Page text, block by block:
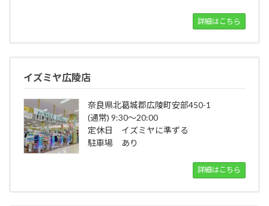
詳細はこちら
イズミヤ広陵店
奈良県北葛城郡広陵町安部450-1
(通常) 9:30～20:00
定休日 イズミヤに準ずる
駐車場 あり
詳細はこちら